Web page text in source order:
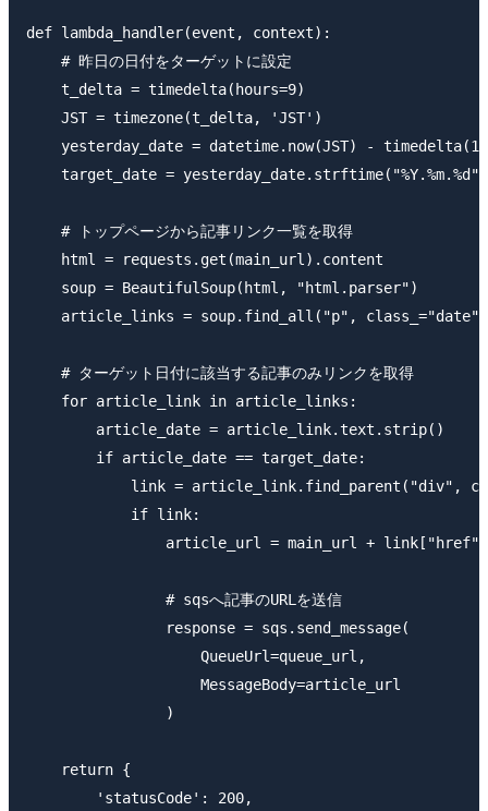
def lambda_handler(event, context):
    # 昨日の日付をターゲットに設定
    t_delta = timedelta(hours=9)
    JST = timezone(t_delta, 'JST')
    yesterday_date = datetime.now(JST) - timedelta(1)
    target_date = yesterday_date.strftime("%Y.%m.%d")
    # トップページから記事リンク一覧を取得
    html = requests.get(main_url).content
    soup = BeautifulSoup(html, "html.parser")
    article_links = soup.find_all("p", class_="date")
    # ターゲット日付に該当する記事のみリンクを取得
    for article_link in article_links:
        article_date = article_link.text.strip()
        if article_date == target_date:
link = article_link.find_parent("div",
            if link:
                article_url = main_url + link["href"]
                # sqsへ記事のURLを送信
                response = sqs.send_message(
                    QueueUrl=queue_url,
                    MessageBody=article_url
                )
    return {
        'statusCode': 200,